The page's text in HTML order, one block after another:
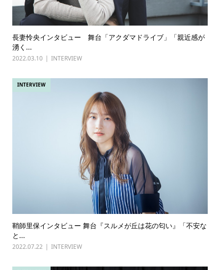
長妻怜央インタビュー 舞台「アクダマドライブ」「親近感が
湧く...
2022.03.10 INTERVIEW
INTERVIEW
鞘師里保インタビュー 舞台『スルメが丘は花の匂い』「不安な
と...
2022.07.22 INTERVIEW